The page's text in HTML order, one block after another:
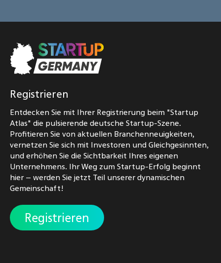
Registrieren
Entdecken Sie mit Ihrer Registrierung beim "Startup
Atlas" die pulsierende deutsche Startup-Szene.
Profitieren Sie von aktuellen Branchenneuigkeiten,
vernetzen Sie sich mit Investoren und Gleichgesinnten,
und erhöhen Sie die Sichtbarkeit Ihres eigenen
Unternehmens. Ihr Weg zum Startup-Erfolg beginnt
hier – werden Sie jetzt Teil unserer dynamischen
Gemeinschaft!
Registrieren